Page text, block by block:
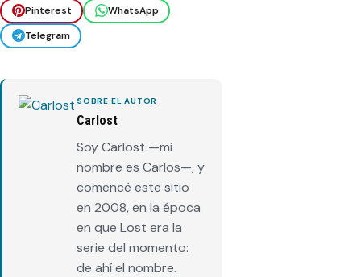
Pinterest
WhatsApp
Telegram
SOBRE EL AUTOR
Carlost
Soy Carlost —mi
nombre es Carlos—, y
comencé este sitio
en 2008, en la época
en que Lost era la
serie del momento:
de ahí el nombre.